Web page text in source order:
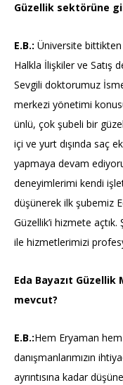
Güzellik sektörüne
E.B.: Üniversite
Halkla İlişkiler ve Satış
Sevgili doktorumuz
merkezi yönetimi
ünlü, çok şubeli bir
içi ve yurt dışında saç
yapmaya devam
deneyimlerimi kendi
düşünerek ilk şubemiz
Güzellik’i hizmete
ile hizmetlerimizi
Eda Bayazıt
mevcut?
E.B.:Hem Eryaman
danışmanlarımızın
ayrıntısına kadar